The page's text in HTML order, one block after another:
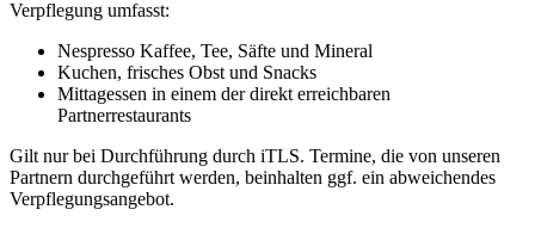
Verpflegung umfasst:
Nespresso Kaffee, Tee, Säfte und Mineral
Kuchen, frisches Obst und Snacks
Mittagessen in einem der direkt erreichbaren
Partnerrestaurants
Gilt nur bei Durchführung durch iTLS. Termine, die von unseren
Partnern durchgeführt werden, beinhalten ggf. ein abweichendes
Verpflegungsangebot.